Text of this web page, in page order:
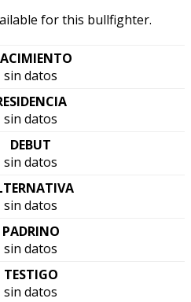
for this bullfighter.
sin datos
sin datos
DEBUT
sin datos
sin datos
PADRINO
sin datos
TESTIGO
sin datos